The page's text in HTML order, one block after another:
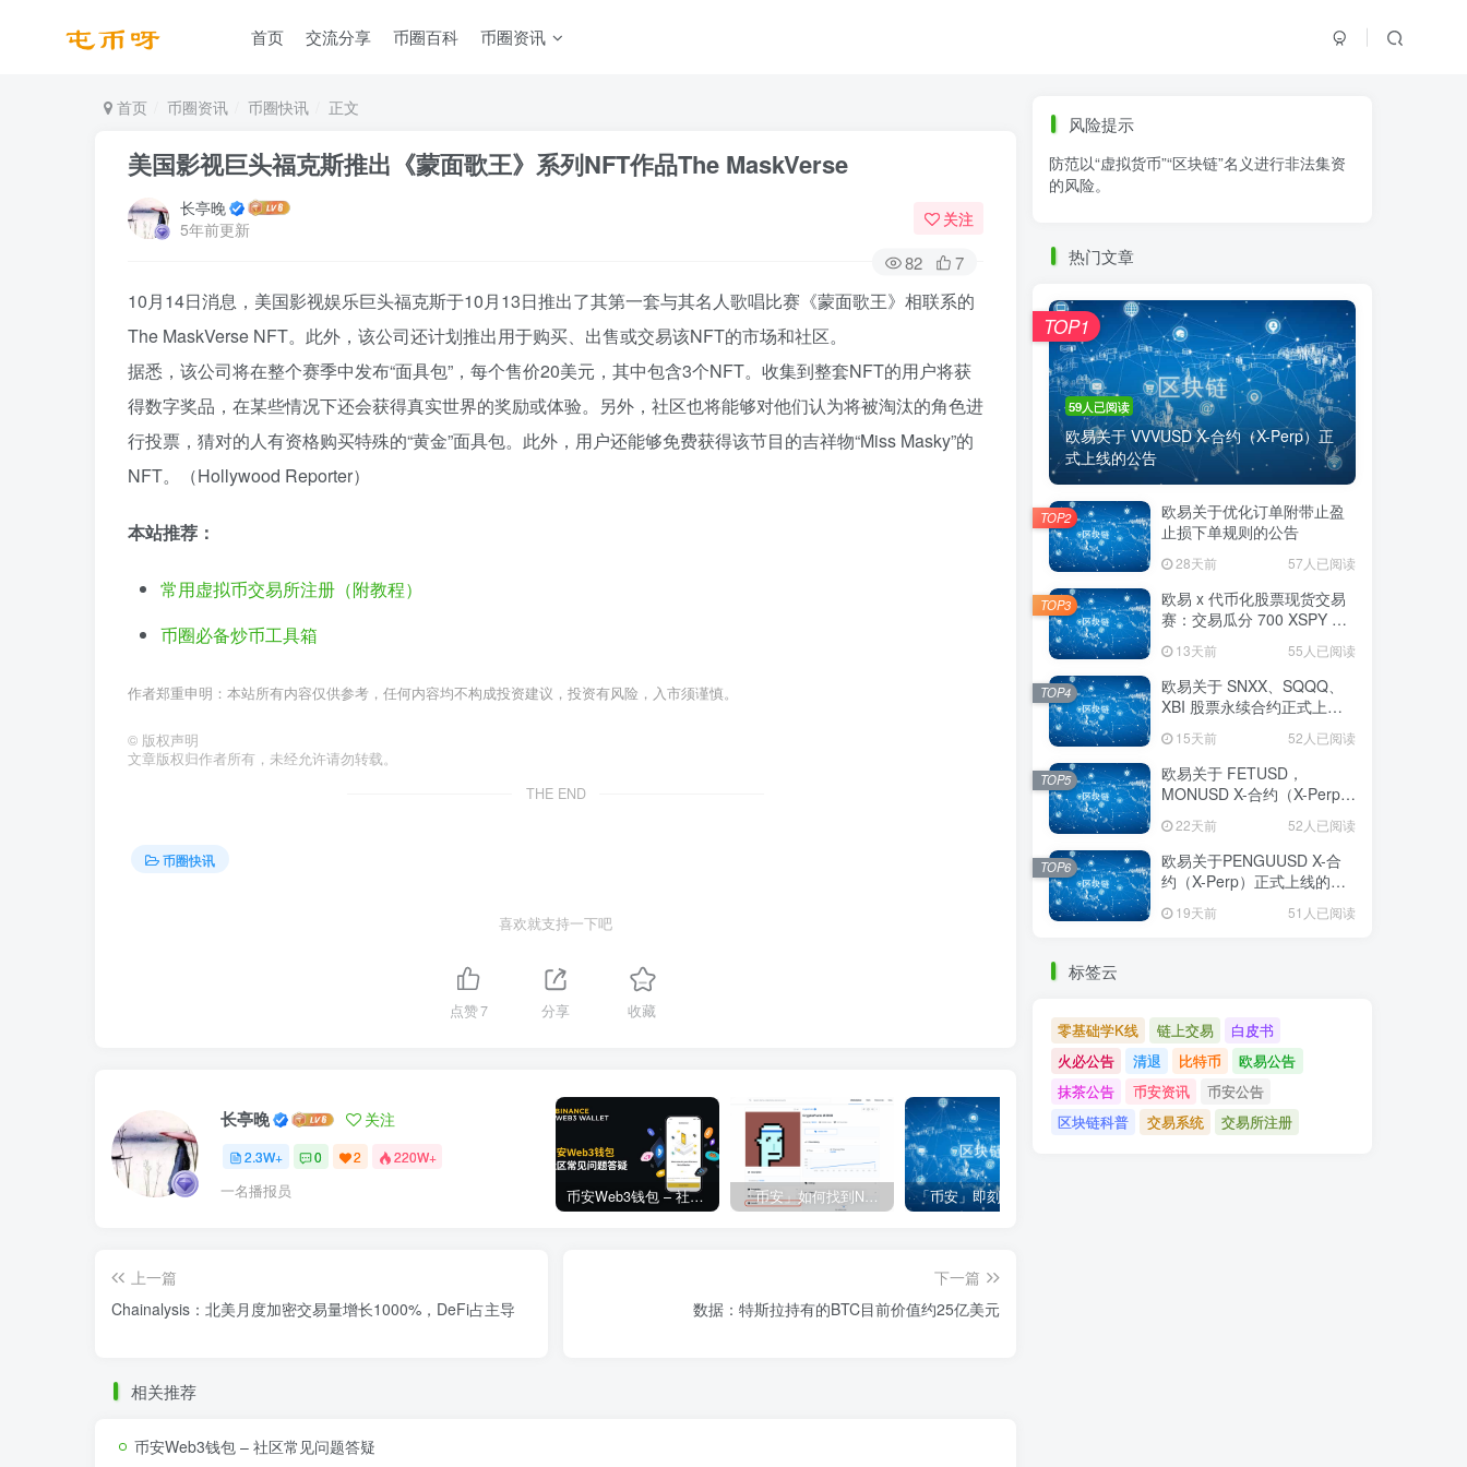
首页 交流分享 币圈百科 币圈资讯
首页 币圈资讯 币圈快讯 正文
美国影视巨头福克斯推出《蒙面歌王》系列NFT作品The MaskVerse
长亭晚
5年前更新
关注
82 7
10月14日消息，美国影视娱乐巨头福克斯于10月13日推出了其第一套与其名人歌唱比赛《蒙面歌王》相联系的
The MaskVerse NFT。此外，该公司还计划推出用于购买、出售或交易该NFT的市场和社区。
据悉，该公司将在整个赛季中发布“面具包”，每个售价20美元，其中包含3个NFT。收集到整套NFT的用户将获
得数字奖品，在某些情况下还会获得真实世界的奖励或体验。另外，社区也将能够对他们认为将被淘汰的角色进
行投票，猜对的人有资格购买特殊的“黄金”面具包。此外，用户还能够免费获得该节目的吉祥物“Miss Masky”的
NFT。（Hollywood Reporter）
本站推荐：
常用虚拟币交易所注册（附教程）
币圈必备炒币工具箱
作者郑重申明：本站所有内容仅供参考，任何内容均不构成投资建议，投资有风险，入市须谨慎。
© 版权声明
文章版权归作者所有，未经允许请勿转载。
THE END
币圈快讯
喜欢就支持一下吧
点赞7 分享 收藏
长亭晚 关注
2.3W+ 0 2 220W+
一名播报员 币安Web3钱包 – 社区常见问题答疑 「币安」如何找到NFT合约地址？
上一篇
Chainalysis：北美月度加密交易量增长1000%，DeFi占主导
下一篇
数据：特斯拉持有的BTC目前价值约25亿美元
相关推荐
币安Web3钱包 – 社区常见问题答疑
零基础学K线 链上交易
白皮书
火必公告
区块链科普
风险提示
防范以“虚拟货币”“区块链”名义进行非法集资
的风险。
热门文章
59人已阅读
欧易关于 VVVUSD X-合约（X-Perp）正
式上线的公告
TOP1
欧易关于优化订单附带止盈
止损下单规则的公告
28天前 57人已阅读
TOP2
欧易 x 代币化股票现货交易
赛：交易瓜分 700 XSPY 奖
13天前 55人已阅读
TOP3
欧易关于 SNXX、SQQQ、
XBI 股票永续合约正式上线
15天前 52人已阅读
TOP4
欧易关于 FETUSD，
MONUSD X-合约（X-Perp）
22天前 52人已阅读
TOP5
欧易关于PENGUUSD X-合
约（X-Perp）正式上线的公
19天前 51人已阅读
TOP6
标签云
零基础学K线 链上交易
白皮书
火必公告
清退 比特币
欧易公告
抹茶公告
币安资讯
币安公告
区块链科普
交易系统 交易所注册